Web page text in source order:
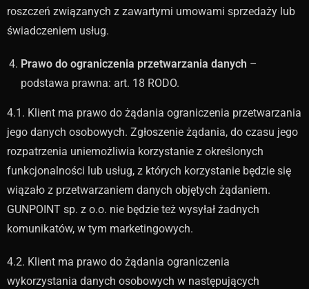
roszczeń związanych z zawartymi umowami sprzedaży lub
świadczeniem usług.
Prawo do ograniczenia przetwarzania danych –
podstawa prawna: art. 18 RODO.
4.1. Klient ma prawo do żądania ograniczenia przetwarzania
jego danych osobowych. Zgłoszenie żądania, do czasu jego
rozpatrzenia uniemożliwia korzystanie z określonych
funkcjonalności lub usług, z których korzystanie będzie się
wiązało z przetwarzaniem danych objętych żądaniem.
GUNPOINT sp. z o.o. nie będzie też wysyłał żadnych
komunikatów, w tym marketingowych.
4.2. Klient ma prawo do żądania ograniczenia
wykorzystania danych osobowych w następujących